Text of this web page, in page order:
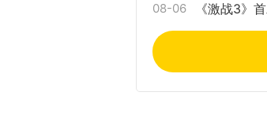
08-06 《激战3》